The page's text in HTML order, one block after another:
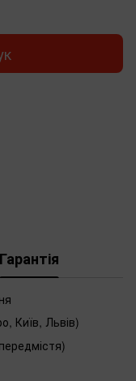
Гарантія
Київ, Львів)